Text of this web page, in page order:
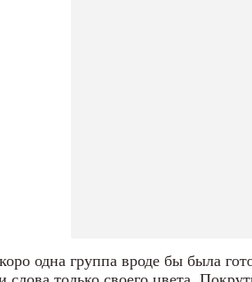
одна группа вроде бы была